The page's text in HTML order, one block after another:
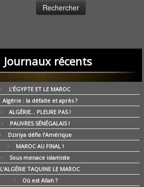
Journaux récents
L’ÉGYPTE ET LE MAROC
Algérie : la défaite et après ?
ALGÉRIE… PLEURE PAS !
PAUVRES SÉNÉGALAIS !
Dziriya défie l’Amérique
MAROC AU FINAL !
Sous menace islamiste
L’ALGÉRIE TAQUINE LE MAROC
Où est Allah ?